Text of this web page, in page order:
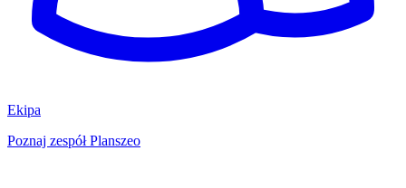
Ekipa
Poznaj zespół Planszeo